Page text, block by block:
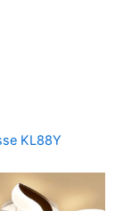
KL88Y